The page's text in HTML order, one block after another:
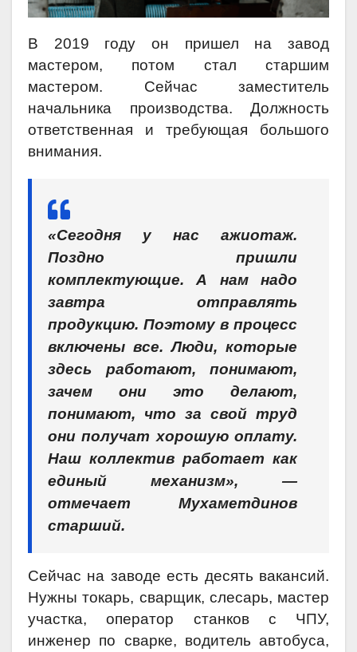
В 2019 году он пришел на завод
мастером, потом стал старшим
мастером. Сейчас заместитель
начальника производства. Должность
ответственная и требующая большого
внимания.
«Сегодня у нас ажиотаж.
Поздно пришли
комплектующие. А нам надо
завтра отправлять
продукцию. Поэтому в процесс
включены все. Люди, которые
здесь работают, понимают,
зачем они это делают,
понимают, что за свой труд
они получат хорошую оплату.
Наш коллектив работает как
единый механизм», —
отмечает Мухаметдинов
старший.
Сейчас на заводе есть десять вакансий.
Нужны токарь, сварщик, слесарь, мастер
участка, оператор станков с ЧПУ,
инженер по сварке, водитель автобуса,